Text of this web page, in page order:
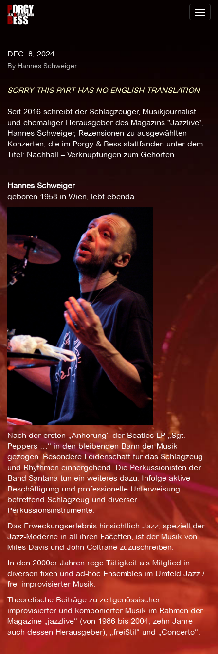
Toggle
DEC. 8, 2024
By Hannes Schweiger
SORRY THIS PART HAS NO ENGLISH TRANSLATION
Seit 2016 schreibt der Schlagzeuger, Musikjournalist
und ehemaliger Herausgeber des Magazins "Jazzlive",
Hannes Schweiger, Rezensionen zu ausgewählten
Konzerten, die im Porgy & Bess stattfanden unter dem
Titel: Nachhall – Verknüpfungen zum Gehörten
Hannes Schweiger
geboren 1958 in Wien, lebt ebenda
Nach der ersten „Anhörung“ der Beatles-LP „Sgt.
Peppers …“ in den bleibenden Bann der Musik
gezogen. Besondere Leidenschaft für das Schlagzeug
und Rhythmen einhergehend. Die Perkussionisten der
Band Santana tun ein weiteres dazu. Infolge aktive
Beschäftigung und professionelle Unterweisung
betreffend Schlagzeug und diverser
Perkussionsinstrumente.
Das Erweckungserlebnis hinsichtlich Jazz, speziell der
Jazz-Moderne in all ihren Facetten, ist der Musik von
Miles Davis und John Coltrane zuzuschreiben.
In den 2000er Jahren rege Tätigkeit als Mitglied in
diversen fixen und ad-hoc Ensembles im Umfeld Jazz /
frei improvisierter Musik.
Theoretische Beiträge zu zeitgenössischer
improvisierter und komponierter Musik im Rahmen der
Magazine „jazzlive“ (von 1986 bis 2004, zehn Jahre
auch dessen Herausgeber), „freiStil“ und „Concerto“.